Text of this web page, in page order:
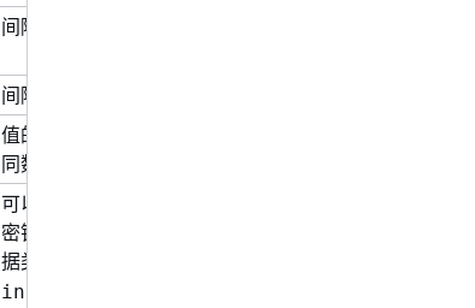
间隔为一个月或数个整月
间隔为一或数秒/分钟/小时/日
值的数组。所有值都必须具有相
同数据类型。
可以通过键查找值的映射。所有
密钥和所有值都必须具有相同数
据类型。例如
integer>